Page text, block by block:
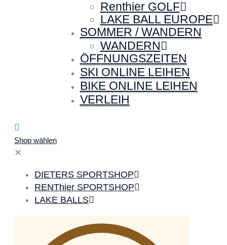
Renthier GOLF
LAKE BALL EUROPE
SOMMER / WANDERN
WANDERN
ÖFFNUNGSZEITEN
SKI ONLINE LEIHEN
BIKE ONLINE LEIHEN
VERLEIH
Shop wählen
✕
DIETERS SPORTSHOP
RENThier SPORTSHOP
LAKE BALLS